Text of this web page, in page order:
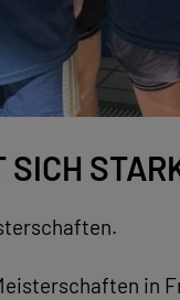
SICH
in